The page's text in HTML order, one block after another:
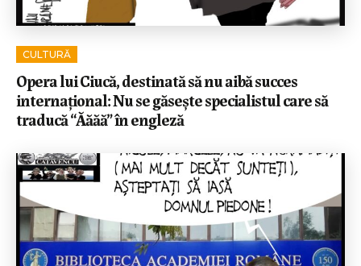
CULTURĂ
Opera lui Ciucă, destinată să nu aibă succes
internațional: Nu se găsește specialistul care să
traducă “Ăăăă” în engleză